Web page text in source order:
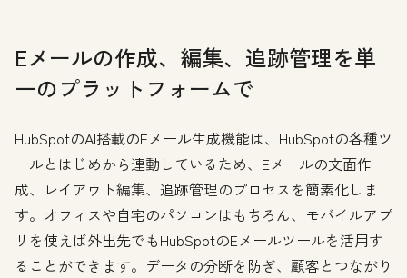
Eメールの作成、編集、追跡管理を単
一のプラットフォームで
HubSpotのAI搭載のEメール生成機能は、HubSpotの各種ツ
ールとはじめから連動しているため、Eメールの文面作
成、レイアウト編集、追跡管理のプロセスを簡素化しま
す。オフィスや自宅のパソコンはもちろん、モバイルアプ
リを使えば外出先でもHubSpotのEメールツールを活用す
ることができます。データの分断を防ぎ、顧客とつながり